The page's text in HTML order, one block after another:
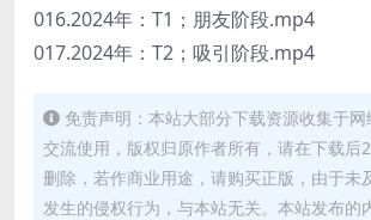
016.2024年：T1；朋友阶段.mp4
017.2024年：T2；吸引阶段.mp4
免责声明：本站大部分下载资源收集于
交流使用，版权归原作者所有，请在下载后
删除，若作商业用途，请购买正版，由于未
发生的侵权行为，与本站无关。本站发布的